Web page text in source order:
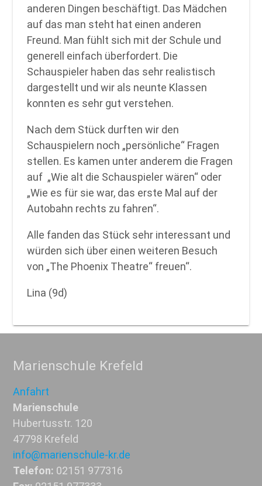
anderen Dingen beschäftigt. Das Mädchen
auf das man steht hat einen anderen
Freund. Man fühlt sich mit der Schule und
generell einfach überfordert. Die
Schauspieler haben das sehr realistisch
dargestellt und wir als neunte Klassen
konnten es sehr gut verstehen.
Nach dem Stück durften wir den
Schauspielern noch „persönliche“ Fragen
stellen. Es kamen unter anderem die Fragen
auf „Wie alt die Schauspieler wären“ oder
„Wie es für sie war, das erste Mal auf der
Autobahn rechts zu fahren“.
Alle fanden das Stück sehr interessant und
würden sich über einen weiteren Besuch
von „The Phoenix Theatre“ freuen“.
Lina (9d)
Marienschule Krefeld
Anfahrt
Marienschule
Hubertusstr. 120
47798 Krefeld
info@marienschule-kr.de
Telefon: 02151 977316